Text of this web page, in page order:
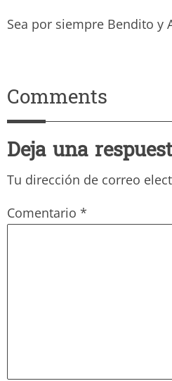
Sea por
Comments
Deja una
Tu dirección de correo
Comentario *